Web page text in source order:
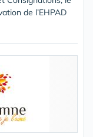
de l’EHPAD